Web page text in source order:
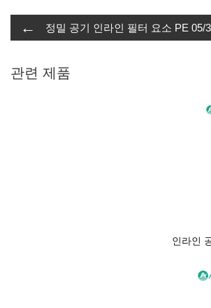
← 정밀 공기 인라인 필터 요소 PE 05/
관련 제품
인라인